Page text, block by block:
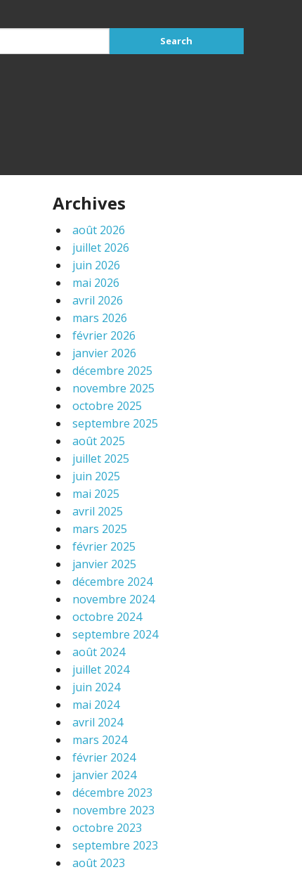
Archives
août 2026
juillet 2026
juin 2026
mai 2026
avril 2026
mars 2026
février 2026
janvier 2026
décembre 2025
novembre 2025
octobre 2025
septembre 2025
août 2025
juillet 2025
juin 2025
mai 2025
avril 2025
mars 2025
février 2025
janvier 2025
décembre 2024
novembre 2024
octobre 2024
septembre 2024
août 2024
juillet 2024
juin 2024
mai 2024
avril 2024
mars 2024
février 2024
janvier 2024
décembre 2023
novembre 2023
octobre 2023
septembre 2023
août 2023